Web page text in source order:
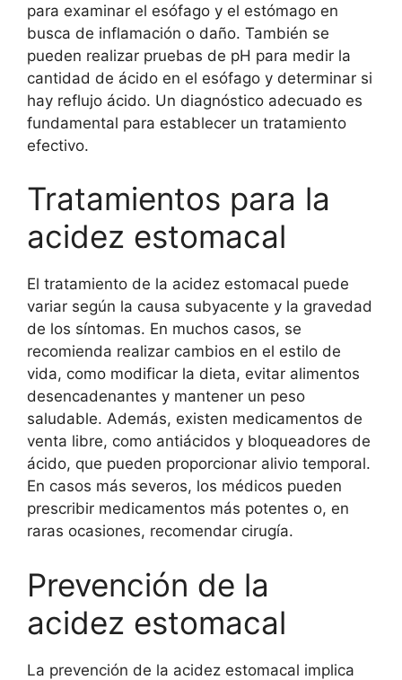
para examinar el esófago y el estómago en
busca de inflamación o daño. También se
pueden realizar pruebas de pH para medir la
cantidad de ácido en el esófago y determinar si
hay reflujo ácido. Un diagnóstico adecuado es
fundamental para establecer un tratamiento
efectivo.
Tratamientos para la
acidez estomacal
El tratamiento de la acidez estomacal puede
variar según la causa subyacente y la gravedad
de los síntomas. En muchos casos, se
recomienda realizar cambios en el estilo de
vida, como modificar la dieta, evitar alimentos
desencadenantes y mantener un peso
saludable. Además, existen medicamentos de
venta libre, como antiácidos y bloqueadores de
ácido, que pueden proporcionar alivio temporal.
En casos más severos, los médicos pueden
prescribir medicamentos más potentes o, en
raras ocasiones, recomendar cirugía.
Prevención de la
acidez estomacal
La prevención de la acidez estomacal implica